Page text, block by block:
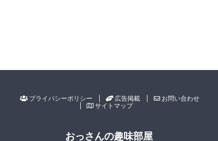
プライバシーポリシー 広告掲載
お問い合わせ
サイトマップ
おっさんの趣味部屋